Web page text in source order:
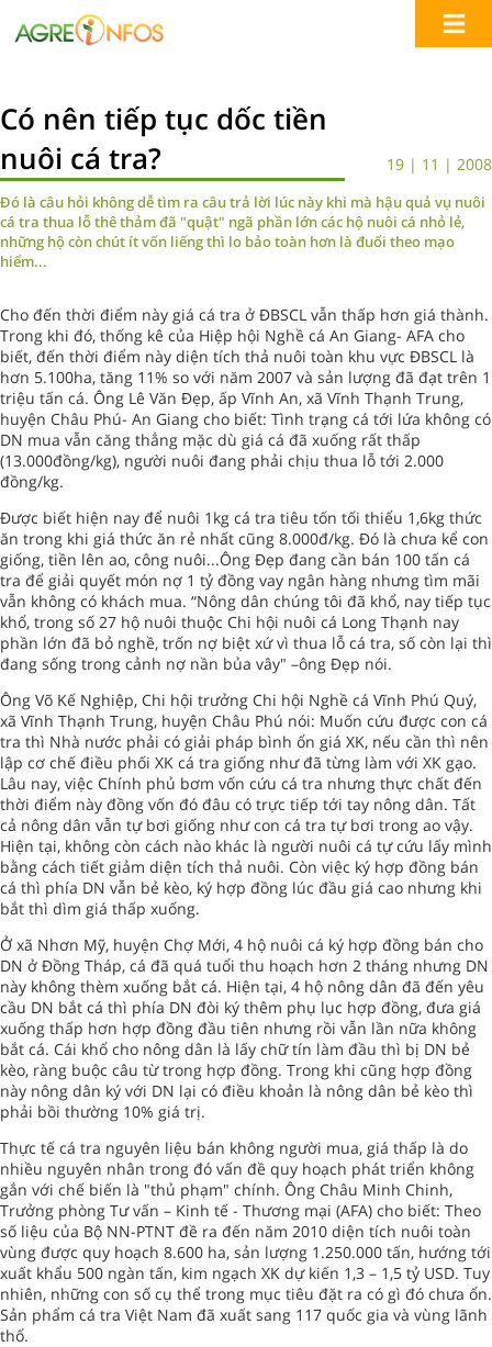
Có nên tiếp tục dốc tiền
nuôi cá tra?
19 | 11 | 2008
Đó là câu hỏi không dễ tìm ra câu trả lời lúc này khi mà hậu quả vụ nuôi
cá tra thua lỗ thê thảm đã "quật" ngã phần lớn các hộ nuôi cá nhỏ lẻ,
những hộ còn chút ít vốn liếng thì lo bảo toàn hơn là đuổi theo mạo
hiểm...
Cho đến thời điểm này giá cá tra ở ĐBSCL vẫn thấp hơn giá thành.
Trong khi đó, thống kê của Hiệp hội Nghề cá An Giang- AFA cho
biết, đến thời điểm này diện tích thả nuôi toàn khu vực ĐBSCL là
hơn 5.100ha, tăng 11% so với năm 2007 và sản lượng đã đạt trên 1
triệu tấn cá. Ông Lê Văn Đẹp, ấp Vĩnh An, xã Vĩnh Thạnh Trung,
huyện Châu Phú- An Giang cho biết: Tình trạng cá tới lứa không có
DN mua vẫn căng thẳng mặc dù giá cá đã xuống rất thấp
(13.000đồng/kg), người nuôi đang phải chịu thua lỗ tới 2.000
đồng/kg.
Được biết hiện nay để nuôi 1kg cá tra tiêu tốn tối thiểu 1,6kg thức
ăn trong khi giá thức ăn rẻ nhất cũng 8.000đ/kg. Đó là chưa kể con
giống, tiền lên ao, công nuôi...Ông Đẹp đang cần bán 100 tấn cá
tra để giải quyết món nợ 1 tỷ đồng vay ngân hàng nhưng tìm mãi
vẫn không có khách mua. “Nông dân chúng tôi đã khổ, nay tiếp tục
khổ, trong số 27 hộ nuôi thuộc Chi hội nuôi cá Long Thạnh nay
phần lớn đã bỏ nghề, trốn nợ biệt xứ vì thua lỗ cá tra, số còn lại thì
đang sống trong cảnh nợ nần bủa vây" –ông Đẹp nói.
Ông Võ Kế Nghiệp, Chi hội trưởng Chi hội Nghề cá Vĩnh Phú Quý,
xã Vĩnh Thạnh Trung, huyện Châu Phú nói: Muốn cứu được con cá
tra thì Nhà nước phải có giải pháp bình ổn giá XK, nếu cần thì nên
lập cơ chế điều phối XK cá tra giống như đã từng làm với XK gạo.
Lâu nay, việc Chính phủ bơm vốn cứu cá tra nhưng thực chất đến
thời điểm này đồng vốn đó đâu có trực tiếp tới tay nông dân. Tất
cả nông dân vẫn tự bơi giống như con cá tra tự bơi trong ao vậy.
Hiện tại, không còn cách nào khác là người nuôi cá tự cứu lấy mình
bằng cách tiết giảm diện tích thả nuôi. Còn việc ký hợp đồng bán
cá thì phía DN vẫn bẻ kèo, ký hợp đồng lúc đầu giá cao nhưng khi
bắt thì dìm giá thấp xuống.
Ở xã Nhơn Mỹ, huyện Chợ Mới, 4 hộ nuôi cá ký hợp đồng bán cho
DN ở Đồng Tháp, cá đã quá tuổi thu hoạch hơn 2 tháng nhưng DN
này không thèm xuống bắt cá. Hiện tại, 4 hộ nông dân đã đến yêu
cầu DN bắt cá thì phía DN đòi ký thêm phụ lục hợp đồng, đưa giá
xuống thấp hơn hợp đồng đầu tiên nhưng rồi vẫn lần nữa không
bắt cá. Cái khổ cho nông dân là lấy chữ tín làm đầu thì bị DN bẻ
kèo, ràng buộc câu từ trong hợp đồng. Trong khi cũng hợp đồng
này nông dân ký với DN lại có điều khoản là nông dân bẻ kèo thì
phải bồi thường 10% giá trị.
Thực tế cá tra nguyên liệu bán không người mua, giá thấp là do
nhiều nguyên nhân trong đó vấn đề quy hoạch phát triển không
gắn với chế biến là "thủ phạm" chính. Ông Châu Minh Chinh,
Trưởng phòng Tư vấn – Kinh tế - Thương mại (AFA) cho biết: Theo
số liệu của Bộ NN-PTNT đề ra đến năm 2010 diện tích nuôi toàn
vùng được quy hoạch 8.600 ha, sản lượng 1.250.000 tấn, hướng tới
xuất khẩu 500 ngàn tấn, kim ngạch XK dự kiến 1,3 – 1,5 tỷ USD. Tuy
nhiên, những con số cụ thể trong mục tiêu đặt ra có gì đó chưa ổn.
Sản phẩm cá tra Việt Nam đã xuất sang 117 quốc gia và vùng lãnh
thổ.